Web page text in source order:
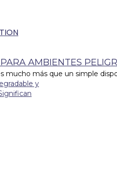
AMBIENTES
mucho más que un simple